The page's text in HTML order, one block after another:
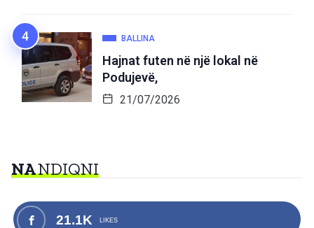
BALLINA
Hajnat futen në një lokal në
Podujevë,
21/07/2026
NANDIQNI
21.1K LIKES